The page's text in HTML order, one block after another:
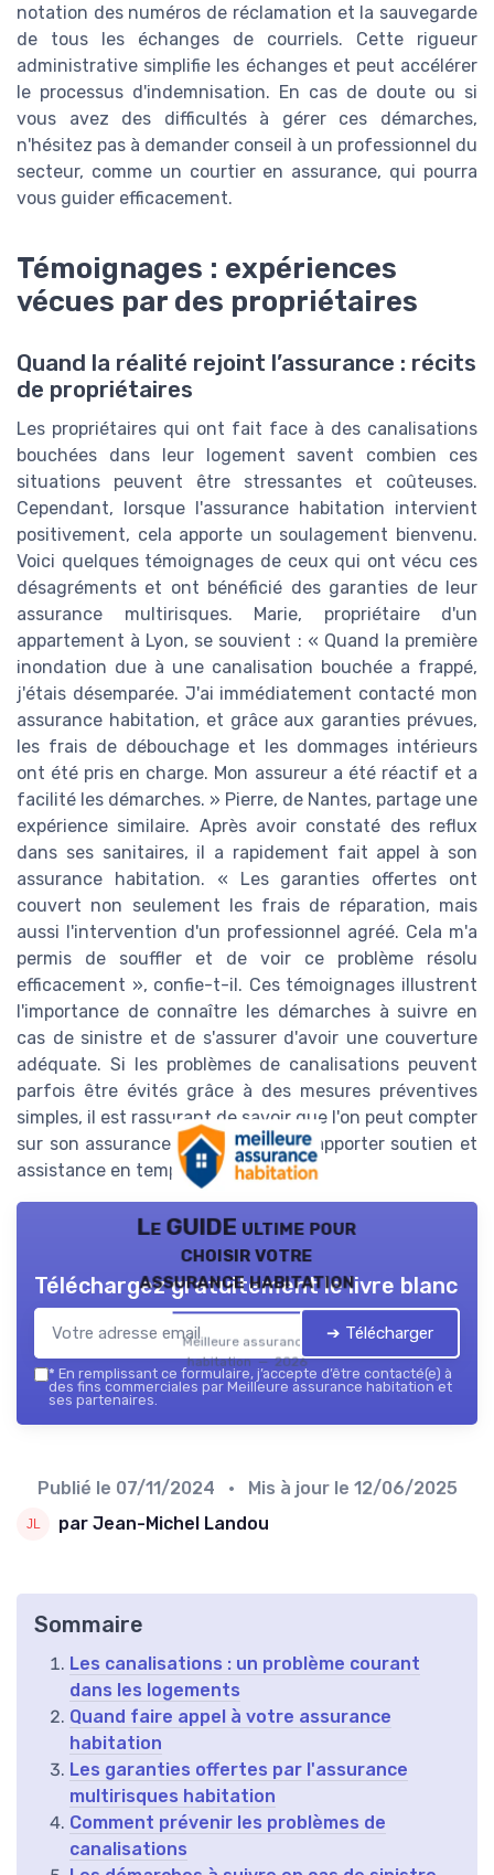
notation des numéros de réclamation et la sauvegarde
de tous les échanges de courriels. Cette rigueur
administrative simplifie les échanges et peut accélérer
le processus d'indemnisation. En cas de doute ou si
vous avez des difficultés à gérer ces démarches,
n'hésitez pas à demander conseil à un professionnel du
secteur, comme un courtier en assurance, qui pourra
vous guider efficacement.
Témoignages : expériences
vécues par des propriétaires
Quand la réalité rejoint l’assurance : récits
de propriétaires
Les propriétaires qui ont fait face à des canalisations
bouchées dans leur logement savent combien ces
situations peuvent être stressantes et coûteuses.
Cependant, lorsque l'assurance habitation intervient
positivement, cela apporte un soulagement bienvenu.
Voici quelques témoignages de ceux qui ont vécu ces
désagréments et ont bénéficié des garanties de leur
assurance multirisques. Marie, propriétaire d'un
appartement à Lyon, se souvient : « Quand la première
inondation due à une canalisation bouchée a frappé,
j'étais désemparée. J'ai immédiatement contacté mon
assurance habitation, et grâce aux garanties prévues,
les frais de débouchage et les dommages intérieurs
ont été pris en charge. Mon assureur a été réactif et a
facilité les démarches. » Pierre, de Nantes, partage une
expérience similaire. Après avoir constaté des reflux
dans ses sanitaires, il a rapidement fait appel à son
assurance habitation. « Les garanties offertes ont
couvert non seulement les frais de réparation, mais
aussi l'intervention d'un professionnel agréé. Cela m'a
permis de souffler et de voir ce problème résolu
efficacement », confie-t-il. Ces témoignages illustrent
l'importance de connaître les démarches à suivre en
cas de sinistre et de s'assurer d'avoir une couverture
adéquate. Si les problèmes de canalisations peuvent
parfois être évités grâce à des mesures préventives
simples, il est rassurant de savoir que l'on peut compter
sur son assurance habitation pour apporter soutien et
assistance en temps de crise.
Le GUIDE ultime pour
choisir votre
assurance habitation
Meilleure assurance
habitation — 2026
Téléchargez gratuitement le livre blanc
➔ Télécharger
* En remplissant ce formulaire, j’accepte d’être contacté(e) à
des fins commerciales par Meilleure assurance habitation et
ses partenaires.
Publié le 07/11/2024 • Mis à jour le 12/06/2025
par Jean-Michel Landou
Sommaire
Les canalisations : un problème courant
dans les logements
Quand faire appel à votre assurance
habitation
Les garanties offertes par l'assurance
multirisques habitation
Comment prévenir les problèmes de
canalisations